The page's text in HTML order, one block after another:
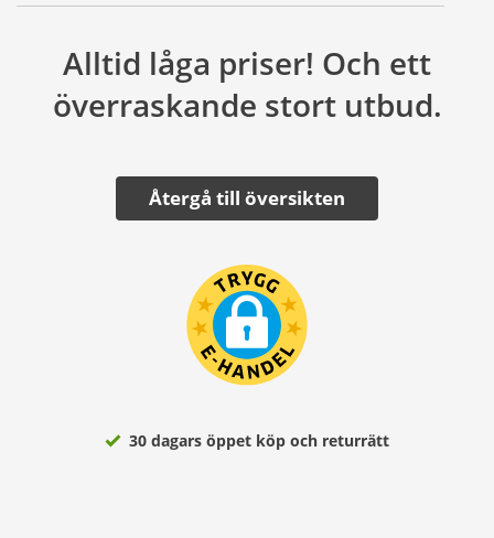
Alltid låga priser! Och ett
överraskande stort utbud.
Återgå till översikten
30 dagars öppet köp och returrätt